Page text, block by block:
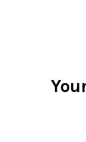
Major Artsit
Major Artsit